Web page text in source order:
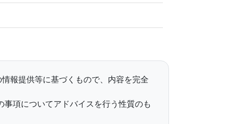
報提供等に基づくもので、内容を完全
項についてアドバイスを行う性質のも